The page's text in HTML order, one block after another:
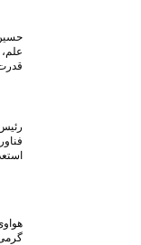
گرمی در